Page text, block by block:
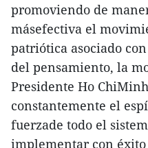
promoviendo de
másefectiva el
patriótica asociado
del pensamiento, la
Presidente Ho
constantemente el
fuerzade todo el
implementar con éxito